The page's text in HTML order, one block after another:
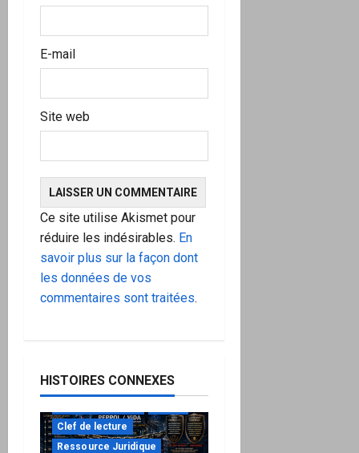
E-mail
Site web
Ce site utilise Akismet pour
réduire les indésirables. En
savoir plus sur la façon dont
les données de vos
commentaires sont traitées.
HISTOIRES CONNEXES
Clef de lecture
Ressource Juridique